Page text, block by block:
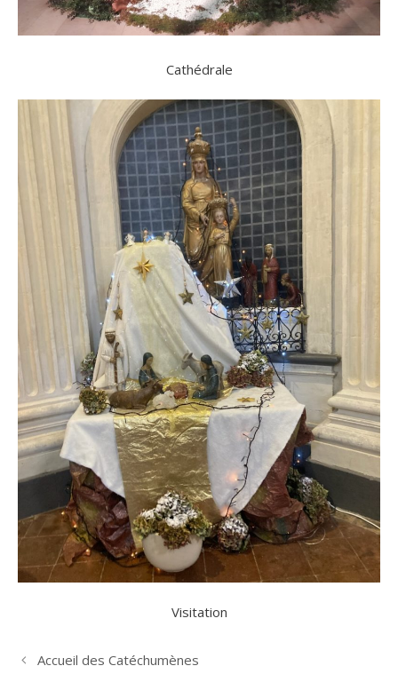
Cathédrale
Visitation
Accueil des Catéchumènes